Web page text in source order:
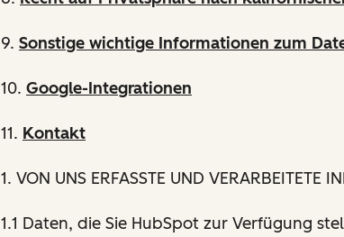
9. Sonstige wichtige Informationen zum
10. Google-Integrationen
11. Kontakt
1. VON UNS ERFASSTE UND VERARBEITETE
1.1 Daten, die Sie HubSpot zur Verfügung